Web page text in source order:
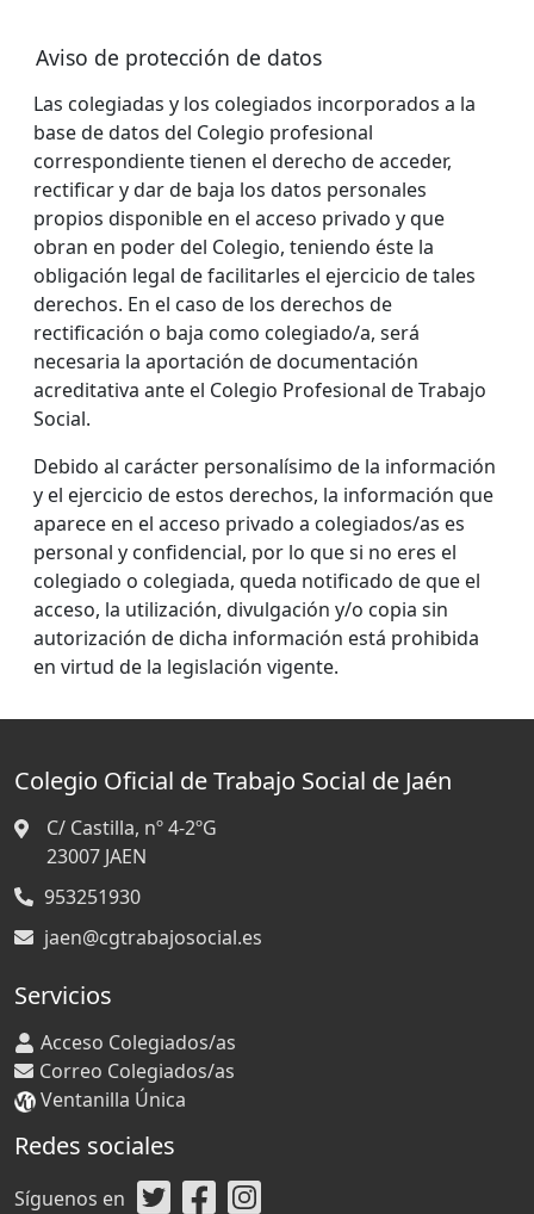
Aviso de protección de datos
Las colegiadas y los colegiados incorporados a la
base de datos del Colegio profesional
correspondiente tienen el derecho de acceder,
rectificar y dar de baja los datos personales
propios disponible en el acceso privado y que
obran en poder del Colegio, teniendo éste la
obligación legal de facilitarles el ejercicio de tales
derechos. En el caso de los derechos de
rectificación o baja como colegiado/a, será
necesaria la aportación de documentación
acreditativa ante el Colegio Profesional de Trabajo
Social.
Debido al carácter personalísimo de la información
y el ejercicio de estos derechos, la información que
aparece en el acceso privado a colegiados/as es
personal y confidencial, por lo que si no eres el
colegiado o colegiada, queda notificado de que el
acceso, la utilización, divulgación y/o copia sin
autorización de dicha información está prohibida
en virtud de la legislación vigente.
Colegio Oficial de Trabajo Social de Jaén
C/ Castilla, nº 4-2ºG
23007 JAEN
953251930
jaen@cgtrabajosocial.es
Servicios
Acceso Colegiados/as
Correo Colegiados/as
Ventanilla Única
Redes sociales
Síguenos en